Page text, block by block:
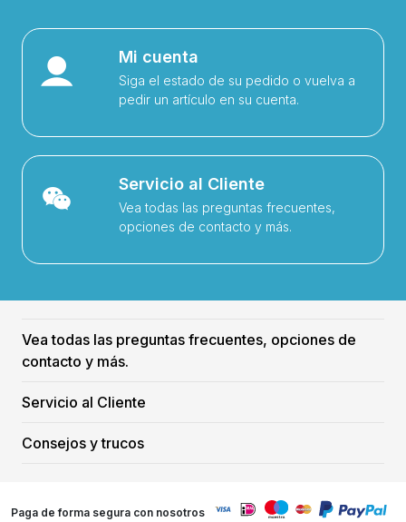
Mi cuenta
Siga el estado de su pedido o vuelva a
pedir un artículo en su cuenta.
Servicio al Cliente
Vea todas las preguntas frecuentes,
opciones de contacto y más.
Vea todas las preguntas frecuentes, opciones de
contacto y más.
Servicio al Cliente
Consejos y trucos
Paga de forma segura con nosotros